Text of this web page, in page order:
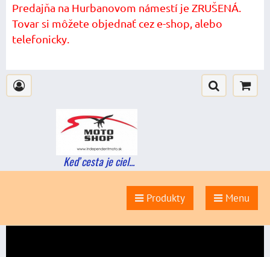
Predajňa na Hurbanovom námestí je ZRUŠENÁ.
Tovar si môžete objednať cez e-shop, alebo
telefonicky.
Keď cesta je ciel...
Produkty Menu